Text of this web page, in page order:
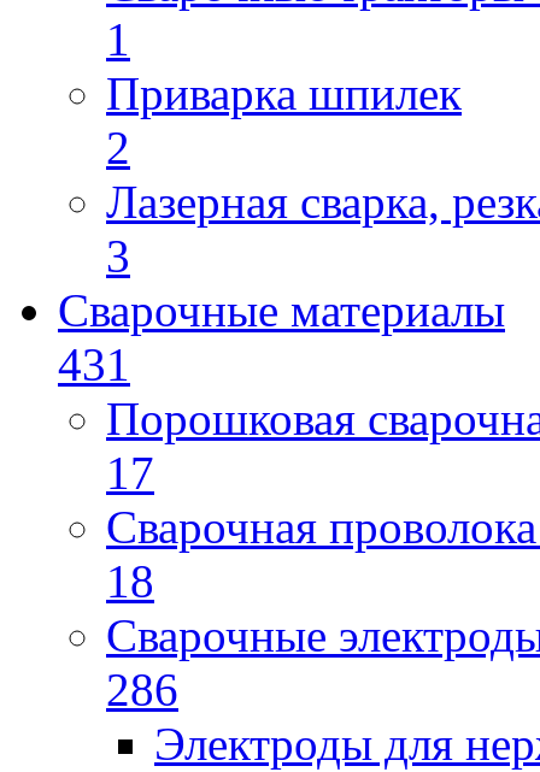
1
Приварка шпилек
2
Лазерная сварка,
3
Сварочные материалы
431
Порошковая
17
Сварочная
18
Сварочные
286
Электроды для